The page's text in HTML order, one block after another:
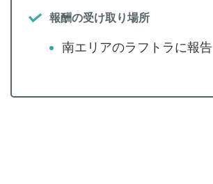
報酬の受け取り場所
南エリアのラフトラに報告